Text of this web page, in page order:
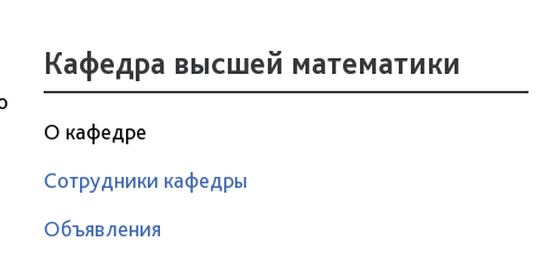
Кафедра высшей математики
О кафедре
Сотрудники кафедры
Объявления